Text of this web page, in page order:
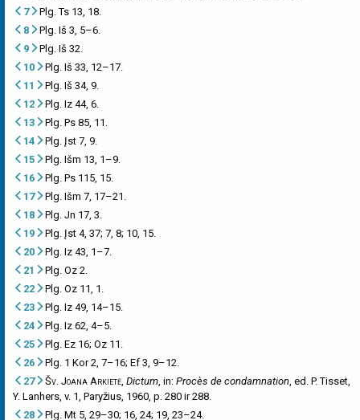
7
Plg. Ts 13, 18.
8
Plg. Iš 3, 5–6.
9
Plg. Iš 32.
10
Plg. Iš 33, 12–17.
11
Plg. Iš 34, 9.
12
Plg. Iz 44, 6.
13
Plg. Ps 85, 11.
14
Plg. Įst 7, 9.
15
Plg. Išm 13, 1–9.
16
Plg. Ps 115, 15.
17
Plg. Išm 7, 17–21.
18
Plg. Jn 17, 3.
19
Plg. Įst 4, 37; 7, 8; 10, 15.
20
Plg. Iz 43, 1–7.
21
Plg. Oz 2.
22
Plg. Oz 11, 1.
23
Plg. Iz 49, 14–15.
24
Plg. Iz 62, 4–5.
25
Plg. Ez 16; Oz 11.
26
Plg. 1 Kor 2, 7–16; Ef 3, 9–12.
27
Šv. Joana Arkietė, Dictum, in: Procès de condamnation, ed. P. Tisset,
Y. Lanhers, v. 1, Paryžius, 1960, p. 280 ir 288.
28
Plg. Mt 5, 29–30; 16, 24; 19, 23–24.